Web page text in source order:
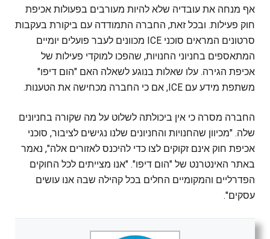
אף מנחה את עובדיה שלא להיות מעורבים בפעולות אכיפת
חוק פעילות. ובכל זאת, החברה התמודדה עם ביקורת בעקבות
סרטונים המראים סוכני ICE מכוונים לעבר פועלים יומיים
המתאספים בחניוני החנויות, שהפכו למוקדי פעילות של
אכיפת הגירה. עלו שאלות בנוגע לשאלה האם "הום דיפו"
משתפת מידע עם ICE, אם כי החברה מכחישה את הטענות.
החברה מסרה כי אין ביכולתה לשלוט על מה שקורה בחניונים
שלה. "מכיוון שהחנויות והחניונים שלנו נגישים לציבור, סוכני
אכיפת חוק אינם זקוקים לצו כדי להיכנס לאזורים אלה", נאמר
באתר האינטרנט של "הום דיפו". "אנו מצייתים לכל החוקים
הפדרליים והמקומיים החלים בכל קהילה שבה אנו עושים
עסקים".